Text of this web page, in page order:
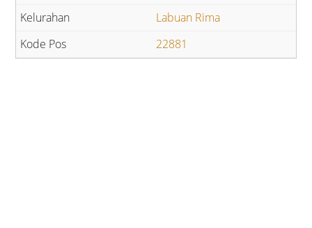
Labuan Rima
22881